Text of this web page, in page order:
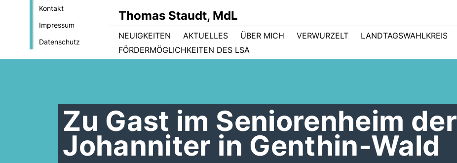
Kontakt
Impressum
Datenschutz
Thomas Staudt, MdL
NEUIGKEITEN AKTUELLES ÜBER MICH VERWURZELT LANDTAGSWAHLKREIS
FÖRDERMÖGLICHKEITEN DES LSA
Zu Gast im Seniorenheim der
Johanniter in Genthin-Wald